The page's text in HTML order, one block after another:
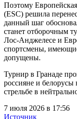
Поэтому
(ESC) решила
данный шаг
станет отборочным
Лос-Анджелесе и
спортсмены,
допущены.
Турнир в Гранаде
россияне и
стрельбе в
7 июля 2026 в 17:56
Источник